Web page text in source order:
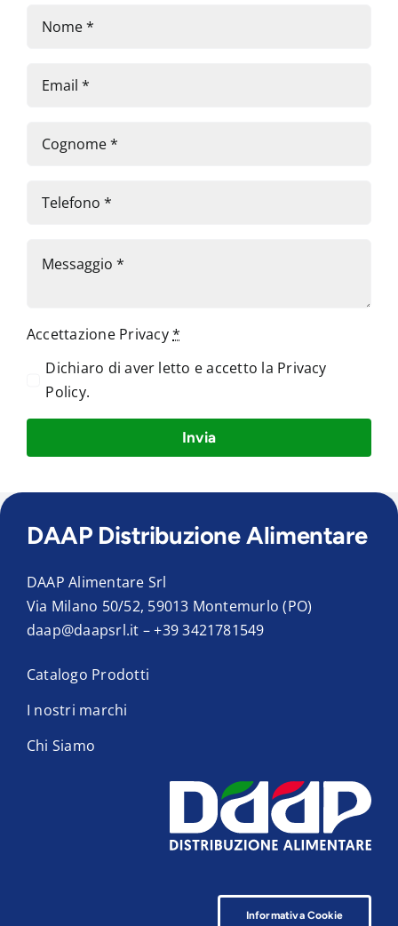
Accettazione Privacy*
Dichiaro di aver letto e accetto la Privacy
Policy.
Invia
DAAP Distribuzione Alimentare
DAAP Alimentare Srl
Via Milano 50/52, 59013 Montemurlo (PO)
daap@daapsrl.it –+39 3421781549
Catalogo Prodotti
I nostri marchi
Chi Siamo
Informativa Cookie